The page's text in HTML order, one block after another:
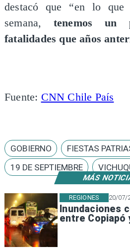
MÁS
20/07/
Inundaciones
entre Copiapó
REGIONES
destacó que “en lo
semana, tenemos un
fatalidades que años
Fuente: CNN Chile País
GOBIERNO FIESTAS
19 DE SEPTIEMBRE